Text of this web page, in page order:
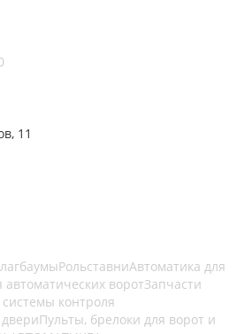
11
РольставниАвтоматика для
воротЗапчасти
контроля
Пульты, брелоки для ворот и